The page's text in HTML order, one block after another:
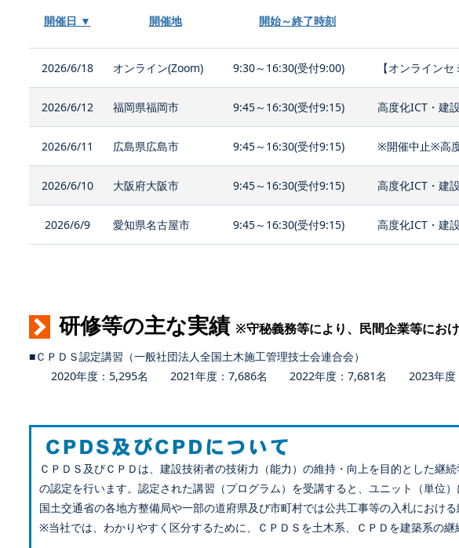
開催日 ▼ 開催地 開始～終了時刻
2026/6/18 オンライン(Zoom) 9:30～16:30(受付9:00) 【オンライン
2026/6/12 福岡県福岡市 9:45～16:30(受付9:15) 高度化ICT・建
2026/6/11 広島県広島市 9:45～16:30(受付9:15) ※開催中止※高
2026/6/10 大阪府大阪市 9:45～16:30(受付9:15) 高度化ICT・建
2026/6/9 愛知県名古屋市 9:45～16:30(受付9:15) 高度化ICT・建
研修等の主な実績 ※守秘義務等により、民間企業等にお
■ＣＰＤＳ認定講習（一般社団法人全国土木施工管理技士会連合会）
2020年度：5,295名 2021年度：7,686名 2022年度：7,681名 2023年度
ＣＰＤＳ及びＣＰＤは、建設技術者の技術力（能力）の維持・向上を目的とした継
の認定を行います。認定された講習（プログラム）を受講すると、ユニット（単位
国土交通省の各地方整備局や一部の道府県及び市町村では公共工事等の入札におけ
※当社では、わかりやすく区分するために、ＣＰＤＳを土木系、ＣＰＤを建築系の